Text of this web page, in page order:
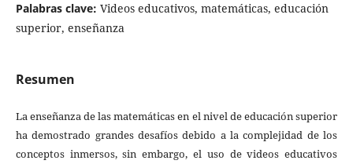
Palabras clave: Videos educativos, matemáticas, educación
superior, enseñanza
Resumen
La enseñanza de las matemáticas en el nivel de educación superior
ha demostrado grandes desafíos debido a la complejidad de los
conceptos inmersos, sin embargo, el uso de videos educativos